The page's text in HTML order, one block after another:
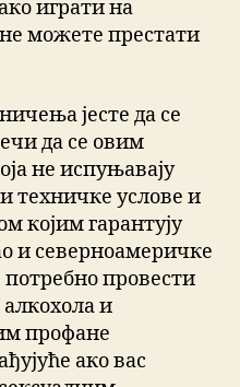
играти на
можете престати
јесте да се
да се овим
не испуњавају
техничке услове и
којим гарантују
и северноамеричке
провести
и
профане
ако вас